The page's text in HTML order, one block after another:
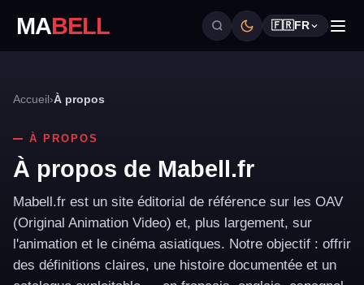
MABELL 🇫🇷 FR
Accueil ›À propos
À PROPOS
À propos de Mabell.fr
Mabell.fr est un site éditorial de référence sur les OAV
(Original Animation Video) et, plus largement, sur
l'animation et le cinéma asiatiques. Notre objectif : offrir
des définitions claires, une histoire documentée et un